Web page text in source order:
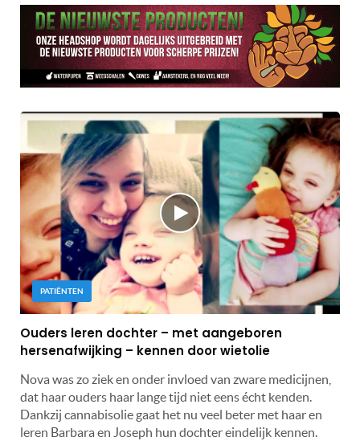
PATIËNTEN
Ouders leren dochter – met aangeboren
hersenafwijking – kennen door wietolie
Nova was zo ziek en onder invloed van zware medicijnen,
dat haar ouders haar lange tijd niet eens écht kenden.
Dankzij cannabisolie gaat het nu veel beter met haar en
leren Barbara en Joseph hun dochter eindelijk kennen.